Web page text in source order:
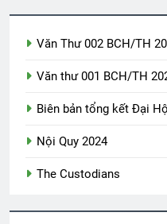
Upload
Văn thư
Cầu 2024
Văn Thư 002 BCH/TH
Văn thư 001 BCH/TH
Biên bản tổng kết Đại
Nội Quy 2024
The Custodians